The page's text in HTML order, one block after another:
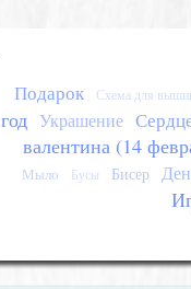
Подарок Схема для
год Украшение
валентина (14
Мыло Бусы Бисер